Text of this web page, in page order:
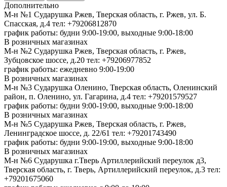
Дополнительно
М-н №1 Сударушка Ржев, Тверская область, г. Ржев, ул. Б.
Спасская, д.4 тел: +79206812870
график работы: будни 9:00-19:00, выходные 9:00-18:00
В розничных магазинах
М-н №2 Cударушка Ржев, Тверская область, г. Ржев,
Зубцовское шоссе, д.20 тел: +79206977852
график работы: ежедневно 9:00-19:00
В розничных магазинах
М-н №3 Сударушка Оленино, Тверская область, Оленинский
район, п. Оленино, ул. Гагарина, д.4 тел: +79201579527
график работы: будни 9:00-19:00, выходные 9:00-18:00
В розничных магазинах
М-н №5 Сударушка Ржев, Тверская область, г. Ржев,
Ленинградское шоссе, д. 22/61 тел: +79201743490
график работы: будни 9:00-19:00, выходные 9:00-18:00
В розничных магазинах
М-н №6 Сударушка г.Тверь Артиллерийский переулок д3,
Тверская область, г. Тверь, Артиллерийский переулок, д.3 тел:
+79201675060